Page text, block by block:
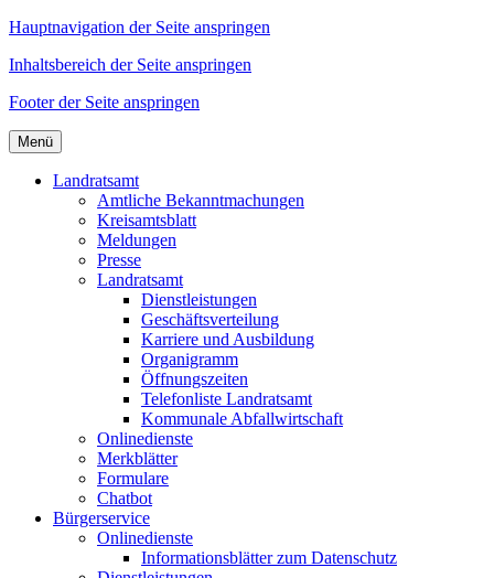
Hauptnavigation der Seite anspringen
Inhaltsbereich der Seite anspringen
Footer der Seite anspringen
Menü
Landratsamt
Amtliche Bekanntmachungen
Kreisamtsblatt
Meldungen
Presse
Landratsamt
Dienstleistungen
Geschäftsverteilung
Karriere und Ausbildung
Organigramm
Öffnungszeiten
Telefonliste Landratsamt
Kommunale Abfallwirtschaft
Onlinedienste
Merkblätter
Formulare
Chatbot
Bürgerservice
Onlinedienste
Informationsblätter zum Datenschutz